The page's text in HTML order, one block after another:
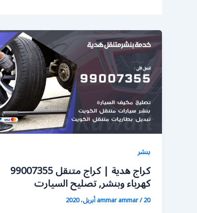
بنشر
كراج هدية | كراج متنقل 99007355
كهرباء وبنشر, تصليح السيارت
ammar ammar/20 أبريل، 2020